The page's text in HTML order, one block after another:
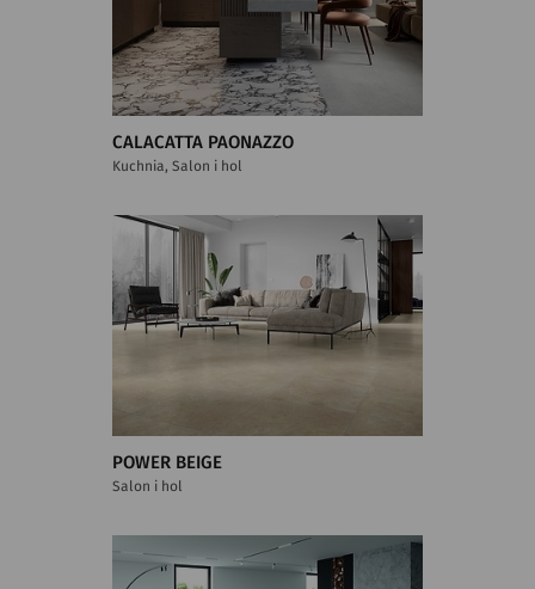
CALACATTA PAONAZZO
Kuchnia, Salon i hol
POWER BEIGE
Salon i hol